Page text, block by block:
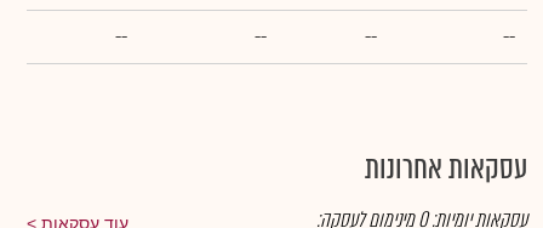
--
--
--
--
עסקאות אחרונות
עוד עסקאות עסקאות יומיות:0מינימום לעסקה: